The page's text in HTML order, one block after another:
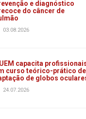
e diagnóstico
do câncer de
03.08.2026
capacita
curso teórico-prático de
de globos
24.07.2026